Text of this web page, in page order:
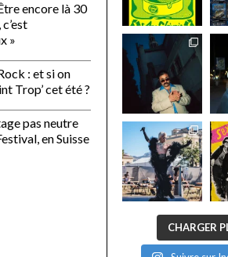
encore là 30
»
: et si on
Trop’ cet été ?
pas neutre
en Suisse
CHARGER